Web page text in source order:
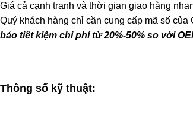
Giá cả cạnh tranh và thời gian giao hàng
Quý khách hàng chỉ cần cung cấp mã số của
bảo tiết kiệm chi phí từ 20%-50% so với
Thông số kỹ thuật: